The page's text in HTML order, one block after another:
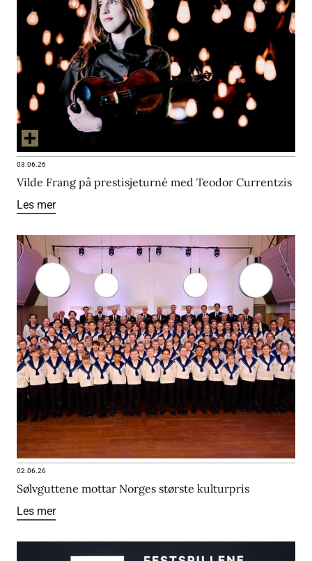
03.06.26
Vilde Frang på prestisjeturné med Teodor Currentzis
Les mer
02.06.26
Sølvguttene mottar Norges største kulturpris
Les mer